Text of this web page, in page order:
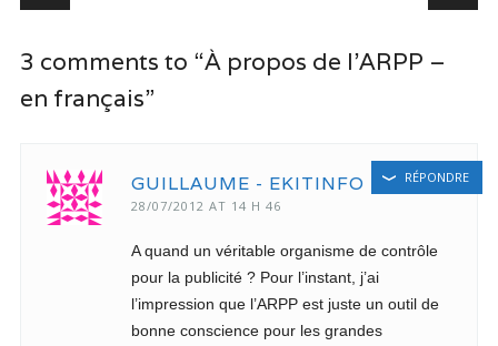
3 comments to “À propos de l’ARPP –
en français”
GUILLAUME - EKITINFO
28/07/2012 AT 14 H 46
A quand un véritable organisme de contrôle
pour la publicité ? Pour l’instant, j’ai
l’impression que l’ARPP est juste un outil de
bonne conscience pour les grandes
RÉPONDRE